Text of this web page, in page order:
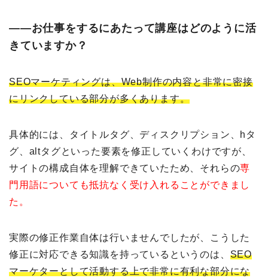
――お仕事をするにあたって講座はどのように活
きていますか？
SEOマーケティングは、Web制作の内容と非常に密接
にリンクしている部分が多くあります。
具体的には、タイトルタグ、ディスクリプション、hタ
グ、altタグといった要素を修正していくわけですが、
サイトの構成自体を理解できていたため、それらの専
門用語についても抵抗なく受け入れることができまし
た。
実際の修正作業自体は行いませんでしたが、こうした
修正に対応できる知識を持っているというのは、 SEO
マーケターとして活動する上で非常に有利な部分にな